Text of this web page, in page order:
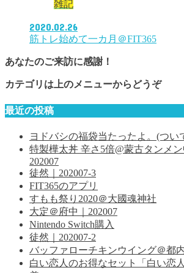
雑記
2020.02.26
筋トレ始めて一カ月＠FIT365
あなたのご来訪に感謝！
カテゴリは上のメニューからどうぞ
最近の投稿
ヨドバシの福袋当たったよ。(つい
特製樺太丼 辛さ5倍@蒙古タンメン
202007
徒然｜202007-3
FIT365のアプリ
すもも祭り2020＠大國魂神社
大定＠府中｜202007
Nintendo Switch購入
徒然｜202007-2
バッファローチキンウイング＠都
白い恋人のお得なセット「白い恋